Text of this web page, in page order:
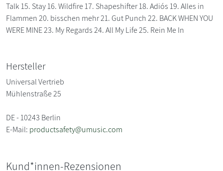
Talk 15. Stay 16. Wildfire 17. Shapeshifter 18. Adiós 19. Alles in
Flammen 20. bisschen mehr 21. Gut Punch 22. BACK WHEN YOU
WERE MINE 23. My Regards 24. All My Life 25. Rein Me In
Hersteller
Universal Vertrieb
Mühlenstraße 25
DE - 10243 Berlin
E-Mail: productsafety@umusic.com
Kund*innen-Rezensionen